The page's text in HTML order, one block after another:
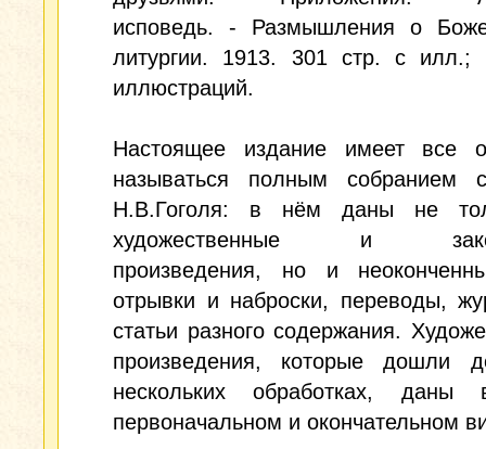
исповедь. - Размышления о
литургии. 1913. 301 стр. с илл.;
иллюстраций.
Настоящее издание имеет все
называться полным собранием
Н.В.Гоголя: в нём даны не
художественные и
произведения, но и
отрывки и наброски, переводы,
статьи разного содержания.
произведения, которые дошли
нескольких обработках,
первоначальном и окончательном